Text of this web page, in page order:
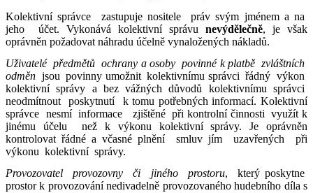
Kolektivní správce zastupuje nositele práv svým jménem a na
jeho účet. Vykonává kolektivní správu nevýdělečně, je však
oprávněn požadovat náhradu účelně vynaložených nákladů.
Uživatelé předmětů ochrany a osoby povinné k platbě zvláštních
odměn jsou povinny umožnit kolektivnímu správci řádný výkon
kolektivní správy a bez vážných důvodů kolektivnímu správci
neodmítnout poskytnutí k tomu potřebných informací. Kolektivní
správce nesmí informace zjištěné při kontrolní činnosti využít k
jinému účelu než k výkonu kolektivní správy. Je oprávněn
kontrolovat řádné a včasné plnění smluv jím uzavřených při
výkonu kolektivní správy.
Provozovatel provozovny či jiného prostoru, který poskytne
prostor k provozování nedivadelně provozovaného hudebního díla s